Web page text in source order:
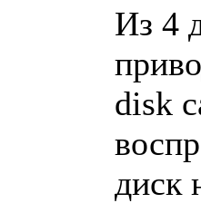
Из 4
disk
диск